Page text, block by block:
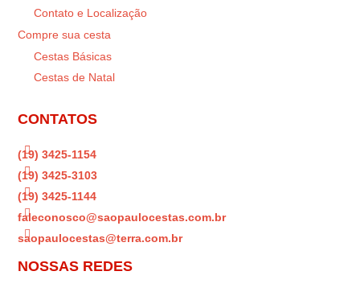
Contato e Localização
Compre sua cesta
Cestas Básicas
Cestas de Natal
CONTATOS

(19) 3425-1154

(19) 3425-3103

(19) 3425-1144

faleconosco@saopaulocestas.com.br

saopaulocestas@terra.com.br
NOSSAS REDES